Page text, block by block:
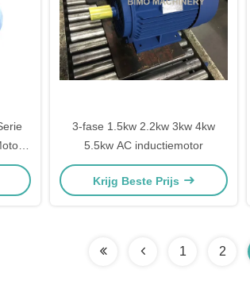
3-fase 1.5kw 2.2kw 3kw 4kw
5.5kw AC inductiemotor
Krijg Beste Prijs
1 2